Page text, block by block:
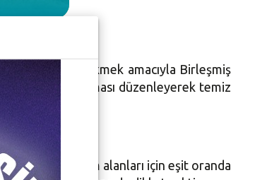
dikkat çekmek amacıyla Birleşmiş
basın açıklaması düzenleyerek temiz
ve yaşam alanları için eşit oranda